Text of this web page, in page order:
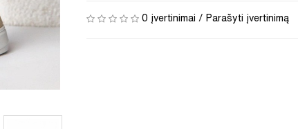
0 įvertinimai / Parašyti įvertinimą